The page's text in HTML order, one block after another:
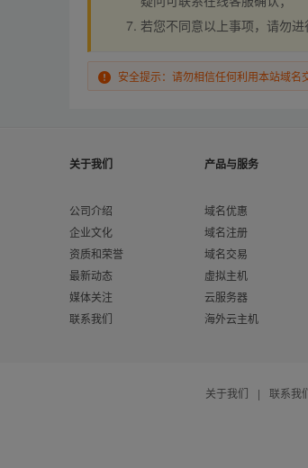
若您不同意以上事项，请勿
安全提示：请勿相信任何利用本站域名
关于我们
公司介绍
企业文化
资质和荣誉
最新动态
媒体关注
联系我们
产品与服务
域名优惠
域名注册
域名交易
虚拟主机
云服务器
海外云主机
关于我们 | 联系我